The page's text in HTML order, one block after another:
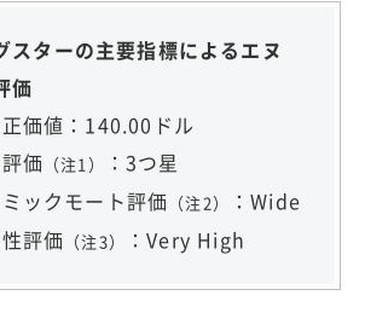
スターの主要指標によるエヌ
価
価値：140.00ドル
価 （注1）
：3つ星
ックモート評価 （注2）
：Wide
評価 （注3） ：Very High